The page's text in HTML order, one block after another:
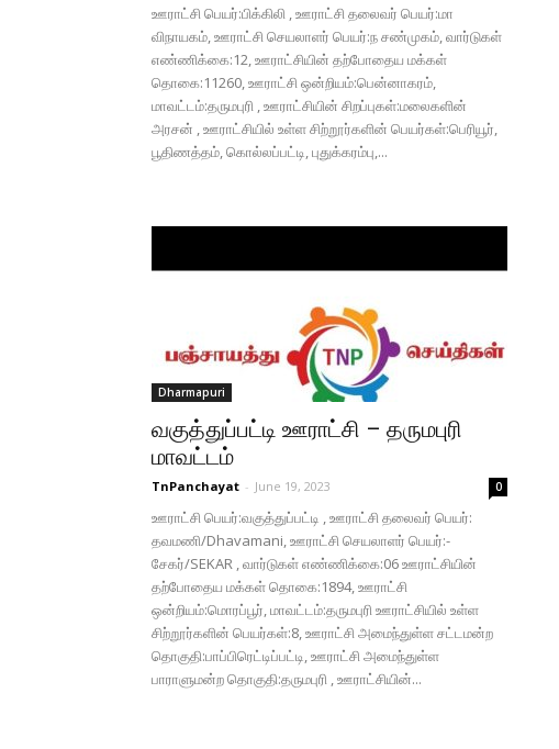
ஊராட்சி பெயர்:பிக்கிலி , ஊராட்சி தலைவர் பெயர்:மா
விநாயகம், ஊராட்சி செயலாளர் பெயர்:ந சண்முகம், வார்டுகள்
எண்ணிக்கை:12, ஊராட்சியின் தற்போதைய மக்கள்
தொகை:11260, ஊராட்சி ஒன்றியம்:பென்னாகரம்,
மாவட்டம்:தருமபுரி , ஊராட்சியின் சிறப்புகள்:மலைகளின்
அரசன் , ஊராட்சியில் உள்ள சிற்றூர்களின் பெயர்கள்:பெரியூர்,
பூதிணத்தம், கொல்லப்பட்டி, புதுக்கரம்பு,...
Dharmapuri
வகுத்துப்பட்டி ஊராட்சி – தருமபுரி
மாவட்டம்
TnPanchayat - June 19, 2023 0
ஊராட்சி பெயர்:வகுத்துப்பட்டி , ஊராட்சி தலைவர் பெயர்:
தவமணி/Dhavamani, ஊராட்சி செயலாளர் பெயர்:-
சேகர்/SEKAR , வார்டுகள் எண்ணிக்கை:06 ஊராட்சியின்
தற்போதைய மக்கள் தொகை:1894, ஊராட்சி
ஒன்றியம்:மொரப்பூர், மாவட்டம்:தருமபுரி ஊராட்சியில் உள்ள
சிற்றூர்களின் பெயர்கள்:8, ஊராட்சி அமைந்துள்ள சட்டமன்ற
தொகுதி:பாப்பிரெட்டிப்பட்டி, ஊராட்சி அமைந்துள்ள
பாராளுமன்ற தொகுதி:தருமபுரி , ஊராட்சியின்...